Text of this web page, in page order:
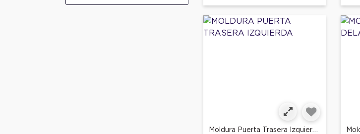
Moldura Puerta Trasera Izquierda